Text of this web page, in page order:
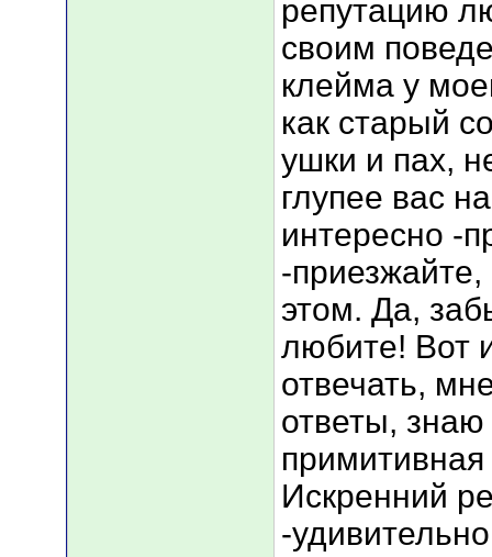
репутацию
своим
клейма у
как старый
ушки и пах,
глупее вас
интересно -
-приезжайте,
этом. Да,
любите! Вот
отвечать,
ответы, знаю
примитивная
Искренний
-